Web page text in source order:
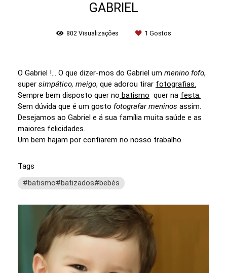
GABRIEL
802Visualizações 1 Gostos
O Gabriel !... O que dizer-mos do Gabriel um menino fofo,
super simpático, meigo, que adorou tirar fotografias.
Sempre bem disposto quer no batismo quer na festa.
Sem dúvida que é um gosto fotografar meninos assim.
Desejamos ao Gabriel e á sua família muita saúde e as
maiores felicidades.
Um bem hajam por confiarem no nosso trabalho.
Tags
#batismo#batizados#bebés